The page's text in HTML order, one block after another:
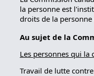
la personne est
droits de la personne
Au sujet de la
Les personnes qui la
Travail de lutte